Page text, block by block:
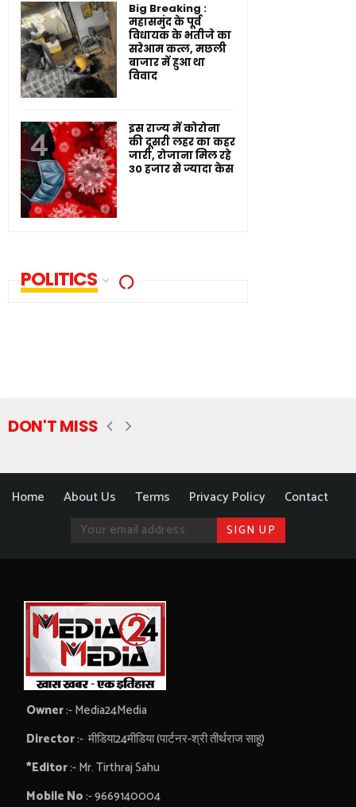
Big Breaking :
महासमुंद के पूर्व
विधायक के भतीजे का
सरेआम कत्ल, मछली
बाजार में हुआ था
विवाद
इस राज्य में कोरोना
की दूसरी लहर का कहर
जारी, रोजाना मिल रहे
30 हजार से ज्यादा केस
POLITICS
DON'T MISS
Home About Us Terms Privacy Policy Contact
Owner:- Media24Media
Director:- मीडिया24मीडिया (पार्टनर-श्री तीर्थराज साहू)
*Editor:- Mr. Tirthraj Sahu
Mobile No:- 9669140004